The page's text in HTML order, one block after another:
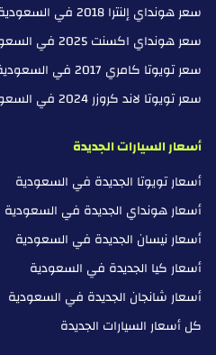
سعر هونداي إلنترا 2018 في السعودية
سعر هونداي اكسنت 2025 في السعودية
سعر تويوتا كامري 2017 في السعودية
سعر تويوتا لاند كروزر 2024 في السعودية
أسعار السيارات الجديدة
أسعار تويوتا الجديدة في السعودية
أسعار هونداي الجديدة في السعودية
أسعار نيسان الجديدة في السعودية
أسعار كيا الجديدة في السعودية
أسعار شانجان الجديدة في السعودية
كل أسعار السيارات الجديدة